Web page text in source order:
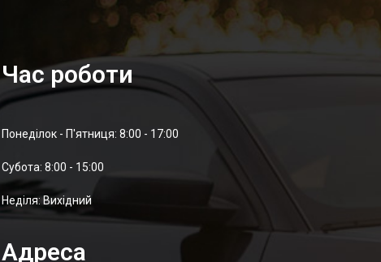
Час роботи
Понеділок - П'ятниця: 8:00 - 17:00
Суботa: 8:00 - 15:00
Неділя: Вихідний
Адреса